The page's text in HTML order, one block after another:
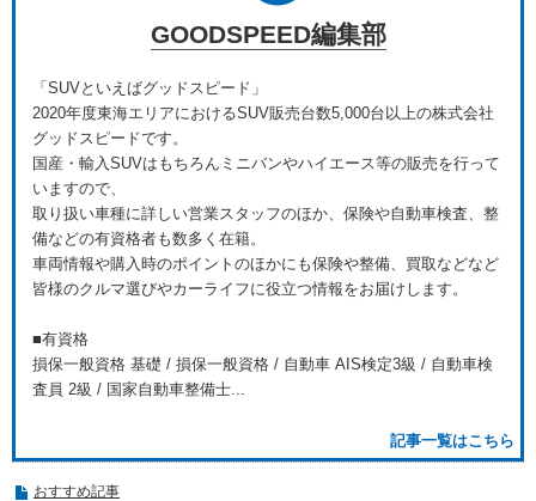
GOODSPEED編集部
「SUVといえばグッドスピード」
2020年度東海エリアにおけるSUV販売台数5,000台以上の株式会社
グッドスピードです。
国産・輸入SUVはもちろんミニバンやハイエース等の販売を行って
いますので、
取り扱い車種に詳しい営業スタッフのほか、保険や自動車検査、整
備などの有資格者も数多く在籍。
車両情報や購入時のポイントのほかにも保険や整備、買取などなど
皆様のクルマ選びやカーライフに役立つ情報をお届けします。
■有資格
損保一般資格 基礎 / 損保一般資格 / 自動車 AIS検定3級 / 自動車検
査員 2級 / 国家自動車整備士...
記事一覧はこちら
おすすめ記事